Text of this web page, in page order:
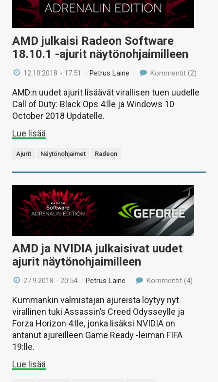
AMD julkaisi Radeon Software
18.10.1 -ajurit näytönohjaimilleen
12.10.2018 - 17:51 /Petrus Laine Kommentit (2)
AMD:n uudet ajurit lisäävät virallisen tuen uudelle
Call of Duty: Black Ops 4:lle ja Windows 10
October 2018 Updatelle.
Lue lisää
Ajurit Näytönohjaimet Radeon
AMD ja NVIDIA julkaisivat uudet
ajurit näytönohjaimilleen
27.9.2018 - 20:54 / Petrus Laine Kommentit (4)
Kummankin valmistajan ajureista löytyy nyt
virallinen tuki Assassin’s Creed Odysseylle ja
Forza Horizon 4:lle, jonka lisäksi NVIDIA on
antanut ajureilleen Game Ready -leiman FIFA
19:lle.
Lue lisää